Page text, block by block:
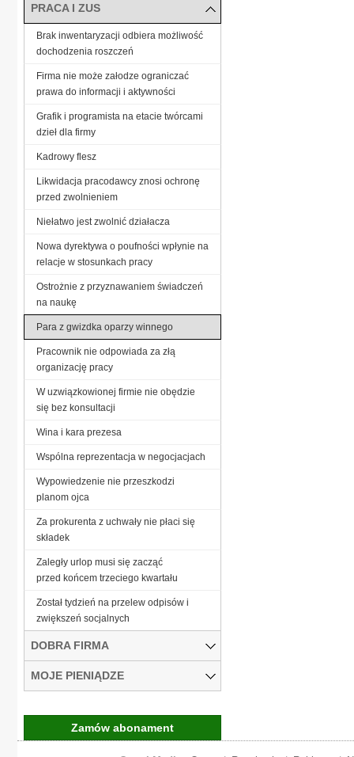
PRACA I ZUS
Brak inwentaryzacji odbiera możliwość
dochodzenia roszczeń
Firma nie może załodze ograniczać
prawa do informacji i aktywności
Grafik i programista na etacie twórcami
dzieł dla firmy
Kadrowy flesz
Likwidacja pracodawcy znosi ochronę
przed zwolnieniem
Niełatwo jest zwolnić działacza
Nowa dyrektywa o poufności wpłynie na
relacje w stosunkach pracy
Ostrożnie z przyznawaniem świadczeń
na naukę
Para z gwizdka oparzy winnego
Pracownik nie odpowiada za złą
organizację pracy
W uzwiązkowionej firmie nie obędzie
się bez konsultacji
Wina i kara prezesa
Wspólna reprezentacja w negocjacjach
Wypowiedzenie nie przeszkodzi
planom ojca
Za prokurenta z uchwały nie płaci się
składek
Zaległy urlop musi się zacząć
przed końcem trzeciego kwartału
Został tydzień na przelew odpisów i
zwiększeń socjalnych
DOBRA FIRMA
MOJE PIENIĄDZE
Zamów abonament